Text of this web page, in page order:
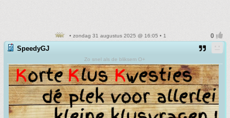
• zondag 31 augustus 2025 @ 16:05 • 1
SpeedyGJ
Zo snel als de bliksem O+